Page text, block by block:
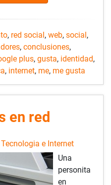
, red social, web, social,
, conclusiones,
plus, gusta, identidad,
, internet, me, me gusta
en red
Tecnologia e Internet
Una
personita
en